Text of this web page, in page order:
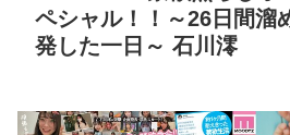
【動画】 パキスタンの山の麓で撮影さ
ペシャル！！～26日間溜
発した一日～ 石川澪